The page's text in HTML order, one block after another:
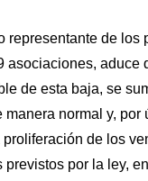
representante de
asociaciones, aduce
de esta baja, se
manera normal y,
proliferación de los
previstos por la ley,